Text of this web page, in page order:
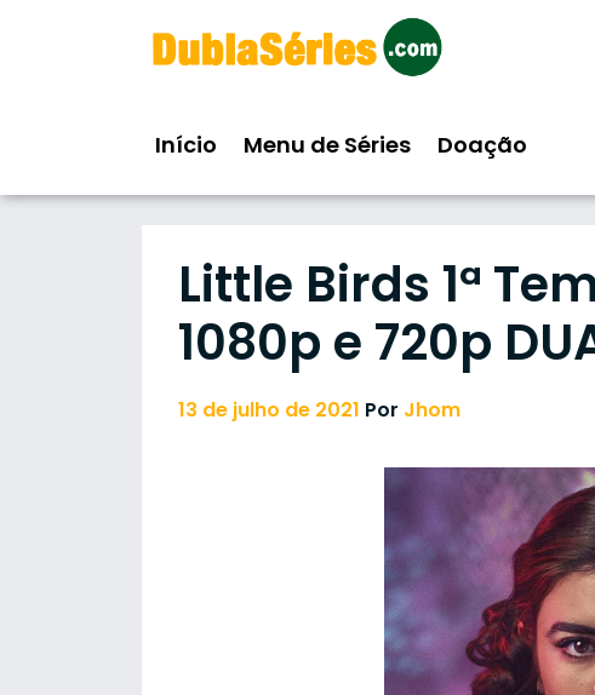
Início Menu de Séries Doação
Little Birds 1ª
1080p e 720p
13 de julho de 2021 Por Jhom